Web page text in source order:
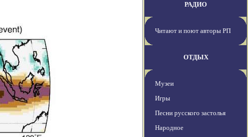
РАДИО
Читают и поют авторы РП
ОТДЫХ
Музеи
Игры
Песни русского застолья
Народное